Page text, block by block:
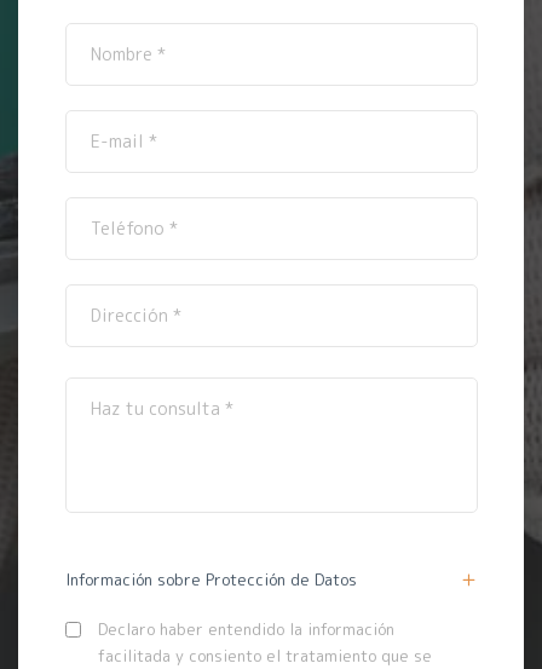
Información sobre Protección de Datos
Declaro haber entendido la información
facilitada y consiento el tratamiento que se